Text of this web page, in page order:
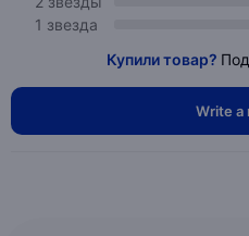
1 звезда
Купили товар?
Write a